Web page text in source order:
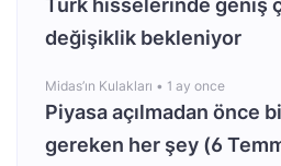
Türk hisselerinde geniş
değişiklik bekleniyor
Midas’ın Kulakları • 1 ay once
Piyasa açılmadan önce
gereken her şey (6